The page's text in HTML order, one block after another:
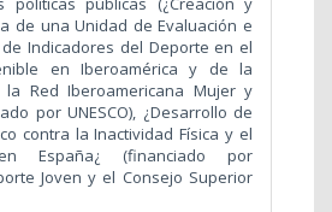
de una Unidad de Evaluación e
Indicadores del Deporte en el
en Iberoamérica y de la
la Red Iberoamericana Mujer y
por UNESCO), ¿Desarrollo de
contra la Inactividad Física y el
España¿ (financiado por
Joven y el Consejo Superior